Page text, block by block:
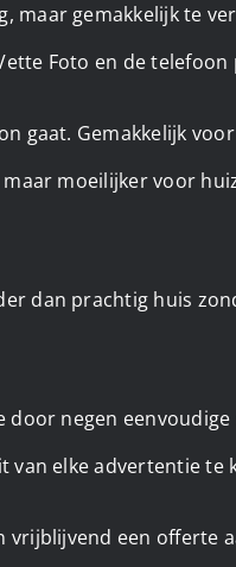
maar gemakkelijk te
Foto en de telefoon
gaat. Gemakkelijk
moeilijker voor
dan prachtig huis
door negen
van elke advertentie te
vrijblijvend een offerte